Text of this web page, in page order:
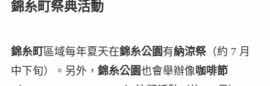
錦糸町祭典活動
錦糸町區域每年夏天在錦糸公園 有納涼祭（約 7 月
中下旬）。另外， 錦糸公園也會舉辦像咖啡節